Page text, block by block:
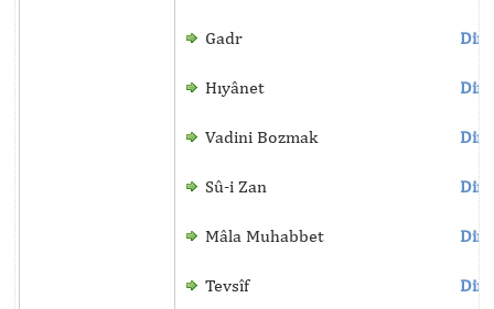
Gadr
Hıyânet
Vadini Bozmak
Sû-i Zan
Mâla Muhabbet
Tevsîf